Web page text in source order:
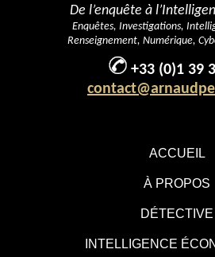
ACCUEIL
À PROPOS
DÉTECTIVE
INTELLIGENCE
De l’enquête à
Enquêtes, Investigations,
Renseignement, Numérique,
+33 (0)1 39